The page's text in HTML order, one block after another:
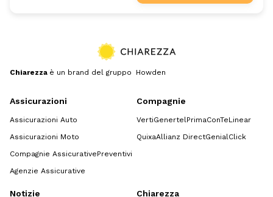
Chiarezza è un brand del gruppo Howden
Assicurazioni
Assicurazioni Auto
Assicurazioni Moto
Compagnie AssicurativePreventivi
Agenzie Assicurative
Compagnie
VertiGenertel PrimaConTeLinear
QuixaAllianz DirectGenialClick
Notizie Chiarezza